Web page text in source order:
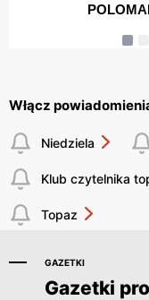
Włącz
Niedziela
Klub czytelnika
Topaz
GAZETKI
Gazetki